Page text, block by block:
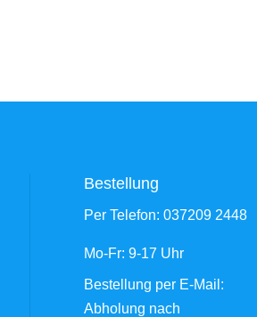
Bestellung
Per Telefon: 037209 2448
Mo-Fr: 9-17 Uhr
Bestellung per E-Mail :
Abholung nach